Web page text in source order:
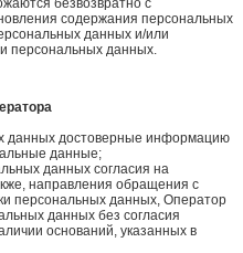
содержания персональных
данных и/или
персональных данных.
данных достоверные информацию
данные;
данных согласия на
направления обращения с
персональных данных, Оператор
данных без согласия
оснований, указанных в